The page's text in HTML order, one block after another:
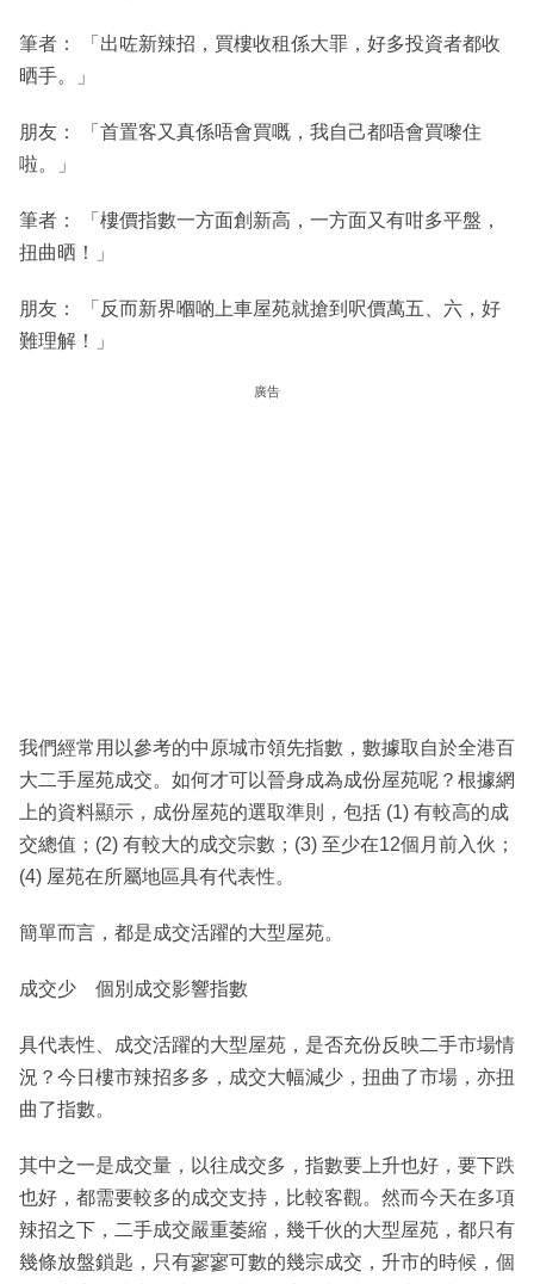
筆者： 「出咗新辣招，買樓收租係大罪，好多投資者都收
晒手。」
朋友： 「首置客又真係唔會買嘅，我自己都唔會買嚟住
啦。」
筆者： 「樓價指數一方面創新高，一方面又有咁多平盤，
扭曲晒！」
朋友： 「反而新界嗰啲上車屋苑就搶到呎價萬五、六，好
難理解！」
廣告
我們經常用以參考的中原城市領先指數，數據取自於全港百
大二手屋苑成交。如何才可以晉身成為成份屋苑呢？根據網
上的資料顯示，成份屋苑的選取準則，包括 (1) 有較高的成
交總值；(2) 有較大的成交宗數；(3) 至少在12個月前入伙；
(4) 屋苑在所屬地區具有代表性。
簡單而言，都是成交活躍的大型屋苑。
成交少 個別成交影響指數
具代表性、成交活躍的大型屋苑，是否充份反映二手市場情
況？今日樓市辣招多多，成交大幅減少，扭曲了市場，亦扭
曲了指數。
其中之一是成交量，以往成交多，指數要上升也好，要下跌
也好，都需要較多的成交支持，比較客觀。然而今天在多項
辣招之下，二手成交嚴重萎縮，幾千伙的大型屋苑，都只有
幾條放盤鎖匙，只有寥寥可數的幾宗成交，升市的時候，個